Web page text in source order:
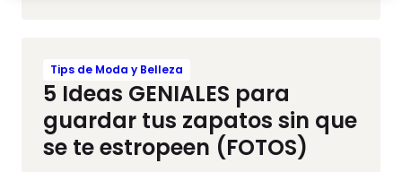
Tips de Moda y Belleza
5 Ideas GENIALES para
guardar tus zapatos sin que
se te estropeen (FOTOS)